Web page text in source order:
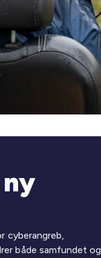
ny
cyberangreb,
både samfundet og